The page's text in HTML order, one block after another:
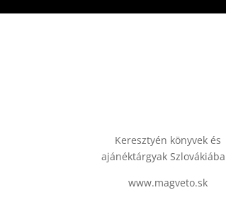
Keresztyén könyvek és
ajánéktárgyak
www.magveto.sk